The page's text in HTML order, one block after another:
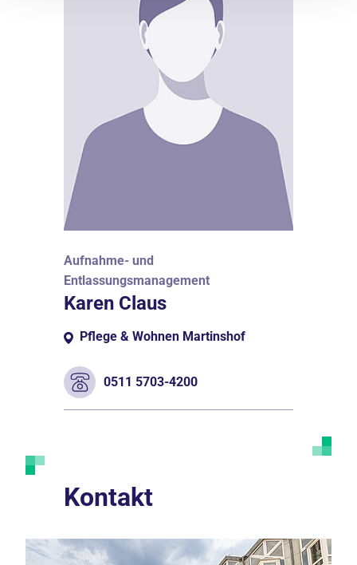
Aufnahme- und
Entlassungsmanagement
Karen Claus
Pflege & Wohnen Martinshof
0511 5703-4200
Kontakt